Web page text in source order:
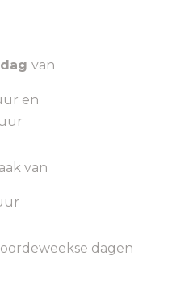
van
en
van
dagen